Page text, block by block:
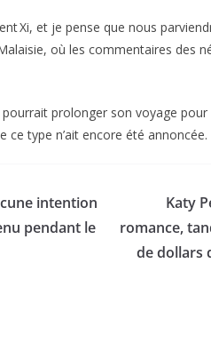
Xi, et je pense que nous
où les commentaires des
pourrait prolonger son voyage
ce type n’ait encore été annoncée.
intention
pendant le
Katy
romance,
de dollars